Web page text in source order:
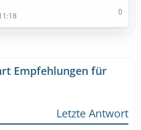
0
Empfehlungen für
Letzte Antwort